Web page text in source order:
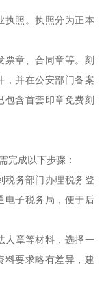
执照。执照分为正本
票章、合同章等。刻
，并在公安部门备案
包含首套印章免费刻
完成以下步骤：
税务部门办理税务登
电子税务局，便于后
人章等材料，选择一
料要求略有差异，建